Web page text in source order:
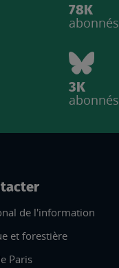
78K
abonnés
3K
abonnés
de l'information
et forestière
Paris